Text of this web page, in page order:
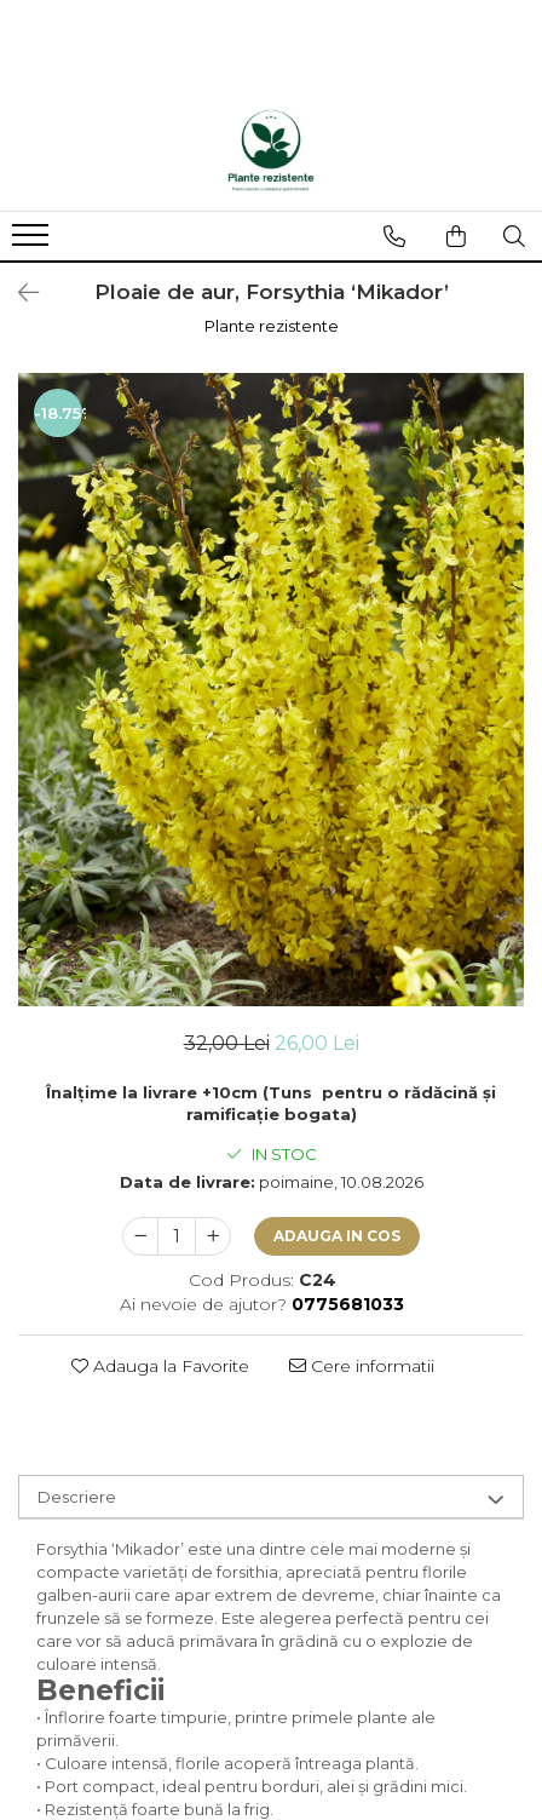
Ploaie de aur, Forsythia ‘Mikador’
Plante rezistente
-18.75%
32,00 Lei 26,00 Lei
Înalțime la livrare +10cm (Tuns pentru o rădăcină și
ramificație bogata)
IN STOC
Data de livrare: poimaine, 10.08.2026
ADAUGA IN COS
Cod Produs: C24
Ai nevoie de ajutor? 0775681033
Adauga la Favorite Cere informatii
Descriere
Forsythia ‘Mikador’ este una dintre cele mai moderne și
compacte varietăți de forsithia, apreciată pentru florile
galben-aurii care apar extrem de devreme, chiar înainte ca
frunzele să se formeze. Este alegerea perfectă pentru cei
care vor să aducă primăvara în grădină cu o explozie de
culoare intensă.
Beneficii
• Înflorire foarte timpurie, printre primele plante ale
primăverii.
• Culoare intensă, florile acoperă întreaga plantă.
• Port compact, ideal pentru borduri, alei și grădini mici.
• Rezistență foarte bună la frig.